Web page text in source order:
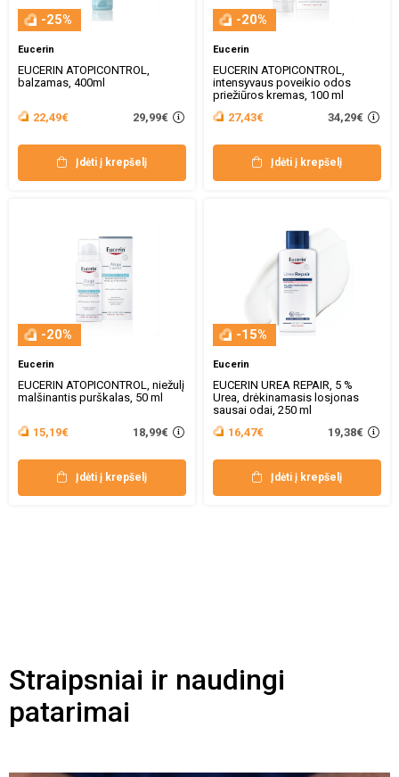
-25%
Eucerin
EUCERIN ATOPICONTROL,
balzamas, 400ml
22,49€ 29,99€
Įdėti į krepšelį
-20%
Eucerin
EUCERIN ATOPICONTROL,
intensyvaus poveikio odos
priežiūros kremas, 100 ml
27,43€
34,29€
Įdėti į krepšelį
-20%
Eucerin
EUCERIN ATOPICONTROL, niežulį
malšinantis purškalas, 50 ml
15,19€ 18,99€
Įdėti į krepšelį
-15%
Eucerin
EUCERIN UREA REPAIR, 5 %
Urea, drėkinamasis losjonas
sausai odai, 250 ml
16,47€
19,38€
Įdėti į krepšelį
Straipsniai ir naudingi
patarimai